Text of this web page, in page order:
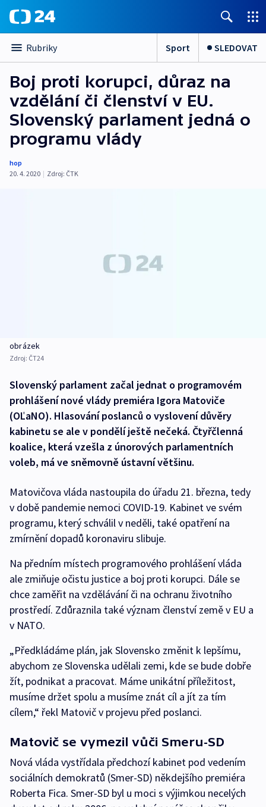
Rubriky Sport SLEDOVAT
Boj proti korupci, důraz na
vzdělání či členství v EU.
Slovenský parlament jedná o
programu vlády
hop
20. 4. 2020 | Zdroj: ČTK
obrázek
Zdroj: ČT24
Slovenský parlament začal jednat o programovém
prohlášení nové vlády premiéra Igora Matoviče
(OĽaNO). Hlasování poslanců o vyslovení důvěry
kabinetu se ale v pondělí ještě nečeká. Čtyřčlenná
koalice, která vzešla z únorových parlamentních
voleb, má ve sněmovně ústavní většinu.
Matovičova vláda nastoupila do úřadu 21. března, tedy
v době pandemie nemoci COVID-19. Kabinet ve svém
programu, který schválil v neděli, také opatření na
zmírnění dopadů koronaviru slibuje.
Na předním místech programového prohlášení vláda
ale zmiňuje očistu justice a boj proti korupci. Dále se
chce zaměřit na vzdělávání či na ochranu životního
prostředí. Zdůraznila také význam členství země v EU a
v NATO.
„Předkládáme plán, jak Slovensko změnit k lepšímu,
abychom ze Slovenska udělali zemi, kde se bude dobře
žít, podnikat a pracovat. Máme unikátní příležitost,
musíme držet spolu a musíme znát cíl a jít za tím
cílem,“ řekl Matovič v projevu před poslanci.
Matovič se vymezil vůči Smeru-SD
Nová vláda vystřídala předchozí kabinet pod vedením
sociálních demokratů (Smer-SD) někdejšího premiéra
Roberta Fica. Smer-SD byl u moci s výjimkou necelých